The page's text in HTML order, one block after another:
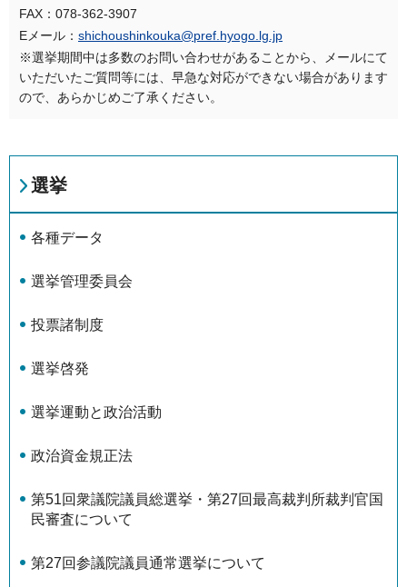
FAX：078-362-3907
Eメール： shichoushinkouka@pref.hyogo.lg.jp
※選挙期間中は多数のお問い合わせがあることから、メールにて
いただいたご質問等には、早急な対応ができない場合があります
ので、あらかじめご了承ください。
選挙
各種データ
選挙管理委員会
投票諸制度
選挙啓発
選挙運動と政治活動
政治資金規正法
第51回衆議院議員総選挙・第27回最高裁判所裁判官国
民審査について
第27回参議院議員通常選挙について